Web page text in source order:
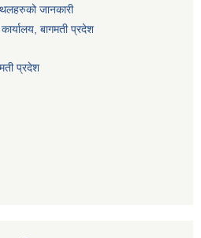
जानकारी
बागमती प्रदेश
प्रदेश